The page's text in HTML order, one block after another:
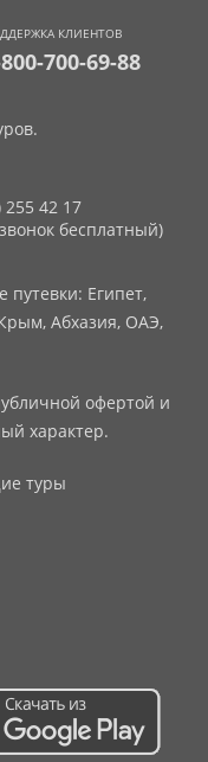
КЛИЕНТОВ
700-69-88
255 42 17
бесплатный)
Египет,
Абхазия, ОАЭ,
офертой и
характер.
туры